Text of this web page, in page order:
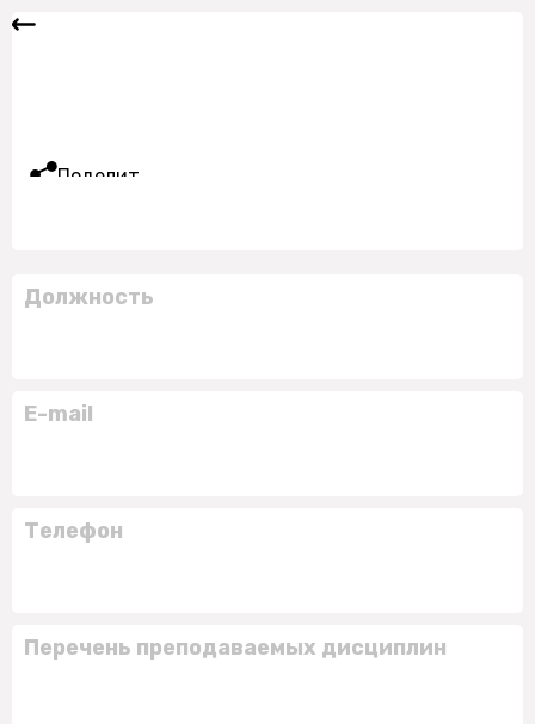
Поделиться
Должность
E-mail
Телефон
Перечень преподаваемых дисциплин